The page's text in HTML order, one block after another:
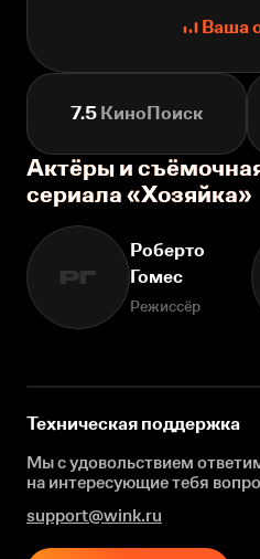
Ваша
7.5 КиноПоиск
Актёры и
сериала «Хозяйка»
РГ
Роберто
Гомес
Режиссёр
Техническая поддержка
Мы с удовольствием
на интересующиетебя
support@wink.ru